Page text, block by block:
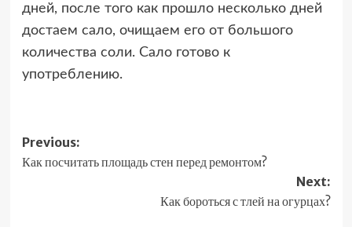
дней, после того как прошло несколько дней
достаем сало, очищаем его от большого
количества соли. Сало готово к
употреблению.
Post
navigation
Previous:
Как посчитать площадь стен перед ремонтом?
Next:
Как бороться с тлей на огурцах?